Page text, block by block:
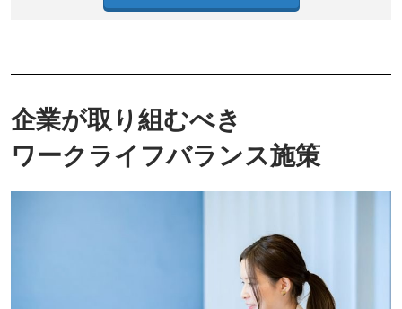
企業が取り組むべき
ワークライフバランス施策